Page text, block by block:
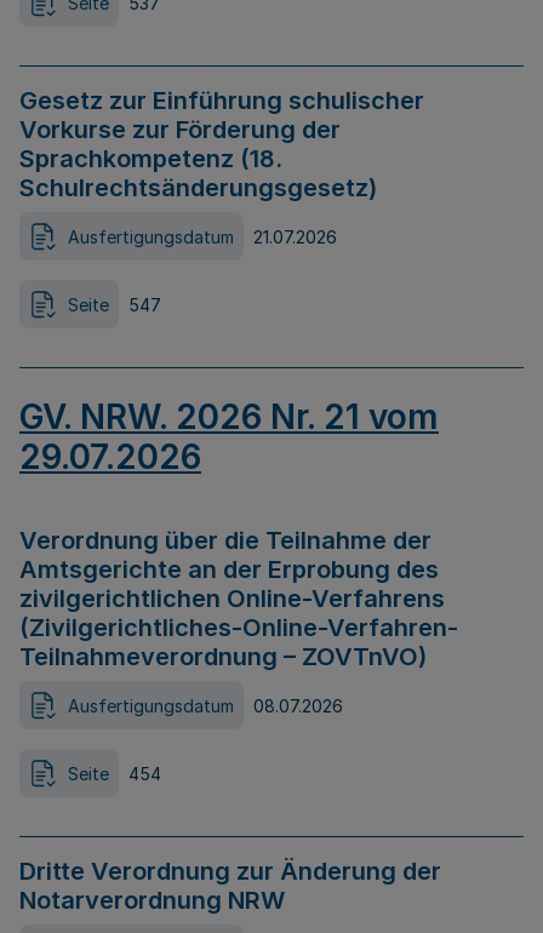
Gesetz zur Einführung schulischer
Vorkurse zur Förderung der
Sprachkompetenz (18.
Schulrechtsänderungsgesetz)
Ausfertigungsdatum 21.07.2026
Seite 547
GV. NRW. 2026 Nr. 21 vom
29.07.2026
Verordnung über die Teilnahme der
Amtsgerichte an der Erprobung des
zivilgerichtlichen Online-Verfahrens
(Zivilgerichtliches-Online-Verfahren-
Teilnahmeverordnung – ZOVTnVO)
Ausfertigungsdatum 08.07.2026
Seite 454
Dritte Verordnung zur Änderung der
Notarverordnung NRW